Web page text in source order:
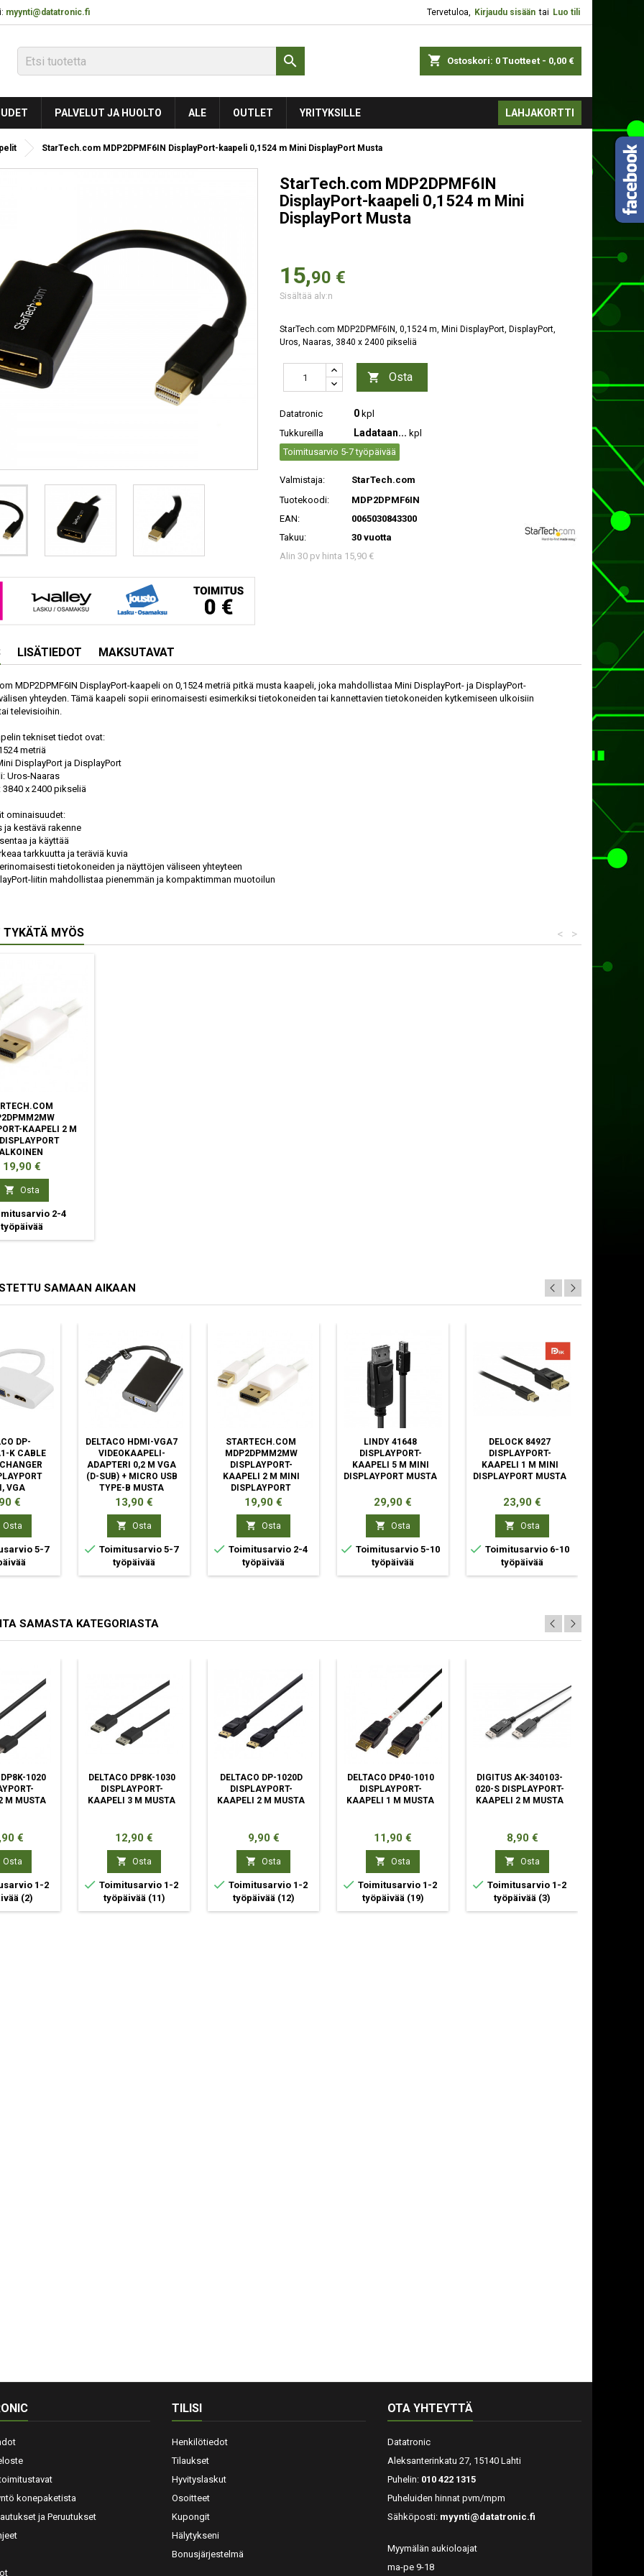
myynti@datatronic.fi Tervetuloa, Kirjaudu sisään tai Luo tili
shopping_cart Ostoskori: 0 Tuotteet - 0,00 €

PALVELUT JA HUOLTO ALE OUTLET YRITYKSILLE LAHJAKORTTI
StarTech.com MDP2DPMF6IN DisplayPort-kaapeli 0,1524 m Mini DisplayPort Musta
StarTech.com MDP2DPMF6IN
DisplayPort-kaapeli 0,1524 m Mini
DisplayPort Musta
15,90 €
Sisältää alv:n
StarTech.com MDP2DPMF6IN, 0,1524 m, Mini DisplayPort, DisplayPort,
Uros, Naaras, 3840 x 2400 pikseliä
 Osta
Datatronic 0 kpl
Tukkureilla
Ladataan... kpl
Toimitusarvio 5-7 työpäivää
Valmistaja:
StarTech.com
Tuotekoodi:
MDP2DPMF6IN
EAN:
0065030843300
Takuu:
30 vuotta
Alin 30 pv hinta 15,90 €
LISÄTIEDOT MAKSUTAVAT
MDP2DPMF6IN DisplayPort-kaapeli on 0,1524 metriä pitkä musta kaapeli, joka mahdollistaa Mini DisplayPort- ja DisplayPort-
yhteyden. Tämä kaapeli sopii erinomaisesti esimerkiksi tietokoneiden tai kannettavien tietokoneiden kytkemiseen ulkoisiin
televisioihin.
tekniset tiedot ovat:
metriä
DisplayPort ja DisplayPort
Uros-Naaras
3840 x 2400 pikseliä
ominaisuudet:
ja kestävä rakenne
ja käyttää
tarkkuutta ja teräviä kuvia
tietokoneiden ja näyttöjen väliseen yhteyteen
liitin mahdollistaa pienemmän ja kompaktimman muotoilun
TYKÄTÄ MYÖS >
<
KAAPELI 2 M
Hinta
19,90 €
 Osta
2-4
työpäivää
SAMAAN AIKAAN
DP-
K CABLE
VGA
€
Osta
5-7
DELTACO HDMI-VGA7
VIDEOKAAPELI-
ADAPTERI 0,2 M VGA
(D-SUB) + MICRO USB
TYPE-B MUSTA
Hinta
13,90 €
 Osta
 Toimitusarvio 5-7
työpäivää
STARTECH.COM
MDP2DPMM2MW
DISPLAYPORT-
KAAPELI 2 M MINI
DISPLAYPORT
VALKOINEN
Hinta
19,90 €
 Osta
 Toimitusarvio 2-4
työpäivää
LINDY 41648
DISPLAYPORT-
KAAPELI 5 M MINI
DISPLAYPORT MUSTA
Hinta
29,90 €
 Osta
 Toimitusarvio 5-10
työpäivää
DELOCK 84927
DISPLAYPORT-
KAAPELI 1 M MINI
DISPLAYPORT MUSTA
Hinta
23,90 €
 Osta
 Toimitusarvio 6-10
työpäivää
SAMASTA KATEGORIASTA
DP8K-1020
M MUSTA
€
Osta
1-2
(2)
DELTACO DP8K-1030
DISPLAYPORT-
KAAPELI 3 M MUSTA
Hinta
12,90 €
 Osta
 Toimitusarvio 1-2
työpäivää (11)
DELTACO DP-1020D
DISPLAYPORT-
KAAPELI 2 M MUSTA
Hinta
9,90 €
 Osta
 Toimitusarvio 1-2
työpäivää (12)
DELTACO DP40-1010
DISPLAYPORT-
KAAPELI 1 M MUSTA
Hinta
11,90 €
 Osta
 Toimitusarvio 1-2
työpäivää (19)
DIGITUS AK-340103-
020-S DISPLAYPORT-
KAAPELI 2 M MUSTA
Hinta
8,90 €
 Osta
 Toimitusarvio 1-2
työpäivää (3)
konepaketista
ja Peruutukset
TILISI
Henkilötiedot
Tilaukset
Hyvityslaskut
Osoitteet
Kupongit
Hälytykseni
Bonusjärjestelmä
OTA YHTEYTTÄ
Datatronic
Aleksanterinkatu 27, 15140 Lahti
Puhelin: 010 422 1315
Puheluiden hinnat pvm/mpm
Sähköposti: myynti@datatronic.fi
Myymälän aukioloajat
ma-pe 9-18